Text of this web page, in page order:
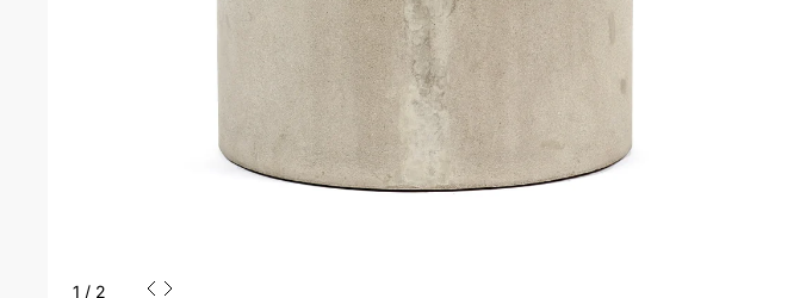
1 / 2